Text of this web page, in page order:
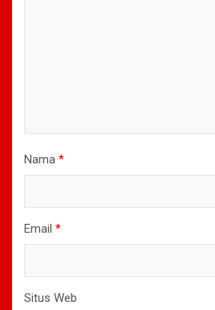
Nama *
Email *
Situs Web